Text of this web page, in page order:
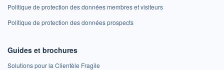
Politique de protection des données membres et visiteurs
Politique de protection des données prospects
Guides et brochures
Solutions pour la Clientèle Fragile